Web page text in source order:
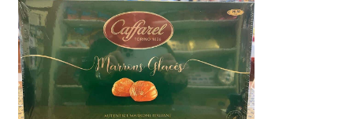
Consegna a Domicilio
Consegna a Domicilio
Dove siamo